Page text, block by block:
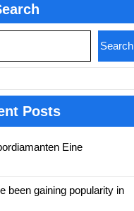
Search
Posts
Eine
been gaining popularity in